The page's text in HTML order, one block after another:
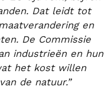
Dat leidt tot
en
De Commissie
industrieën en hun
het kost willen
de natuur.”